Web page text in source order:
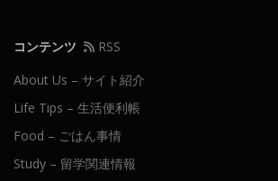
コンテンツ
RSS
About Us – サイト紹介
Life Tips – 生活便利帳
Food – ごはん事情
Study – 留学関連情報